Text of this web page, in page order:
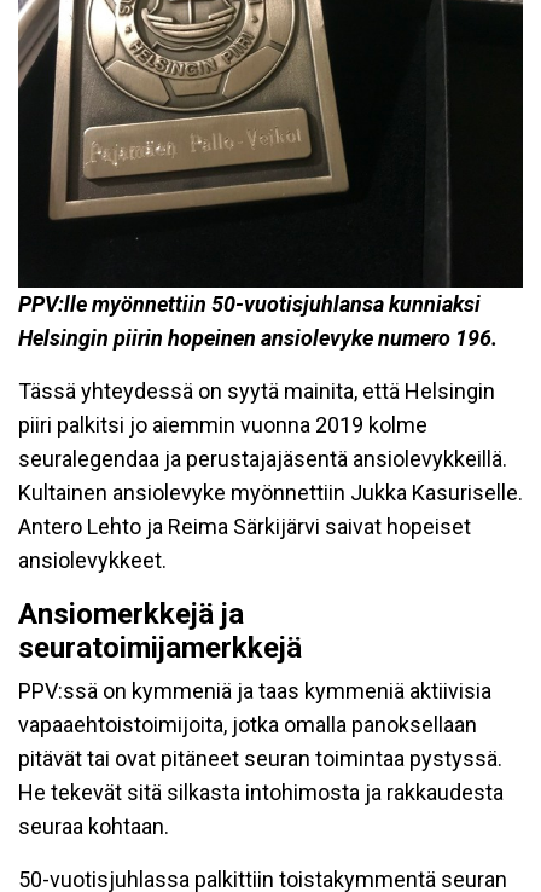
PPV:lle myönnettiin 50-vuotisjuhlansa kunniaksi
Helsingin piirin hopeinen ansiolevyke numero 196.
Tässä yhteydessä on syytä mainita, että Helsingin
piiri palkitsi jo aiemmin vuonna 2019 kolme
seuralegendaa ja perustajajäsentä ansiolevykkeillä.
Kultainen ansiolevyke myönnettiin Jukka Kasuriselle.
Antero Lehto ja Reima Särkijärvi saivat hopeiset
ansiolevykkeet.
Ansiomerkkejä ja
seuratoimijamerkkejä
PPV:ssä on kymmeniä ja taas kymmeniä aktiivisia
vapaaehtoistoimijoita, jotka omalla panoksellaan
pitävät tai ovat pitäneet seuran toimintaa pystyssä.
He tekevät sitä silkasta intohimosta ja rakkaudesta
seuraa kohtaan.
50-vuotisjuhlassa palkittiin toistakymmentä seuran